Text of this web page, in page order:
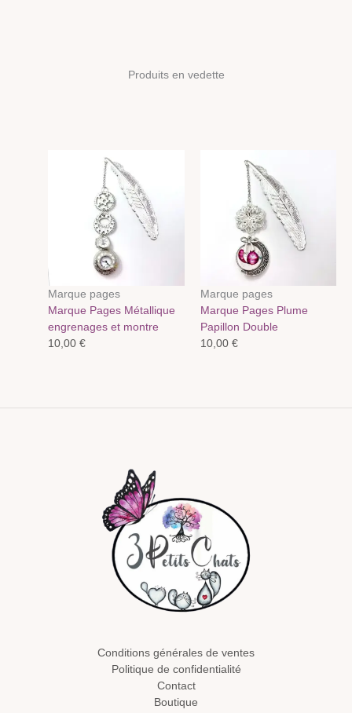
Produits en vedette
Marque pages
Marque Pages Métallique
engrenages et montre
10,00€
Marque pages
Marque Pages Plume
Papillon Double
10,00 €
Conditions générales de ventes
Politique de confidentialité
Contact
Boutique